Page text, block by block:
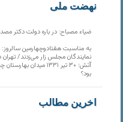
نهضت ملی
ضیاء مصباح: در باره دولت دکتر
به مناسبت هفتادوچهارمین سالروز:
نمایندگان مجلس زار می‌زدند/ تهران
آتش؛ ۳۰ تیر ۱۳۳۱ میدان
بود؟
آخرین مطالب